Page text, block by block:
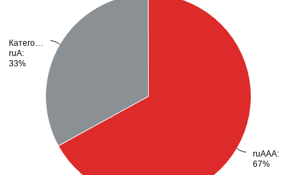
ruAAA:
67%
ruAAA:
67%
Катего…
ruA:
33%
Катего…
ruA:
33%